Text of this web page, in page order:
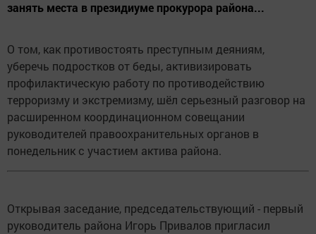
занять места в президиуме прокурора района...
О том, как противостоять преступным деяниям,
уберечь подростков от беды, активизировать
профилактическую работу по противодействию
терроризму и экстремизму, шёл серьезный разговор на
расширенном координационном совещании
руководителей правоохранительных органов в
понедельник с участием актива района.
Открывая заседание, председательствующий - первый
руководитель района Игорь Привалов пригласил